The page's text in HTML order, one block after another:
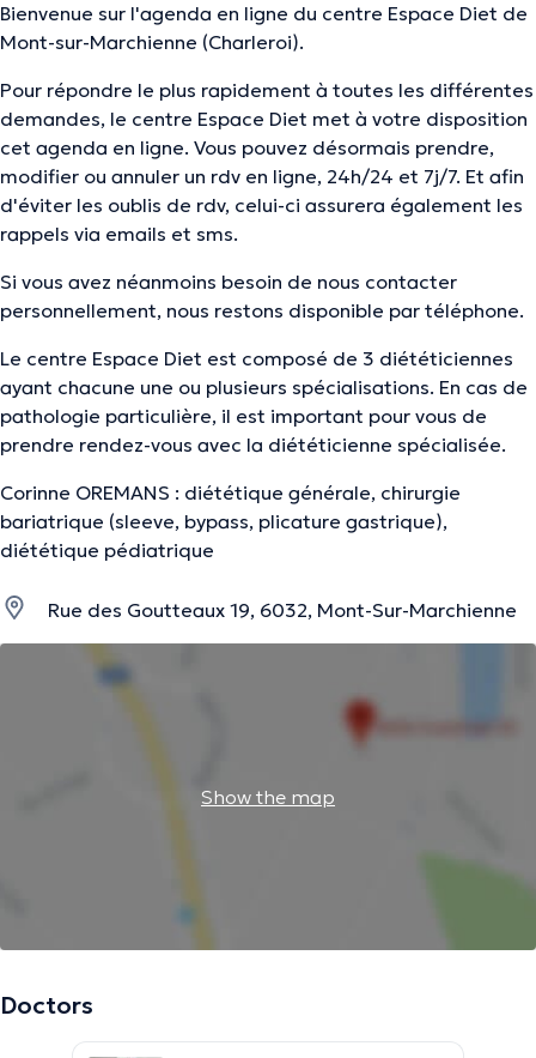
Bienvenue sur l'agenda en ligne du centre Espace Diet de
Mont-sur-Marchienne (Charleroi).
Pour répondre le plus rapidement à toutes les différentes
demandes, le centre Espace Diet met à votre disposition
cet agenda en ligne. Vous pouvez désormais prendre,
modifier ou annuler un rdv en ligne, 24h/24 et 7j/7. Et afin
d'éviter les oublis de rdv, celui-ci assurera également les
rappels via emails et sms.
Si vous avez néanmoins besoin de nous contacter
personnellement, nous restons disponible par téléphone.
Le centre Espace Diet est composé de 3 diététiciennes
ayant chacune une ou plusieurs spécialisations. En cas de
pathologie particulière, il est important pour vous de
prendre rendez-vous avec la diététicienne spécialisée.
Corinne OREMANS : diététique générale, chirurgie
bariatrique (sleeve, bypass, plicature gastrique),
diététique pédiatrique
Rue des Goutteaux 19, 6032, Mont-Sur-Marchienne
Show the map
Doctors